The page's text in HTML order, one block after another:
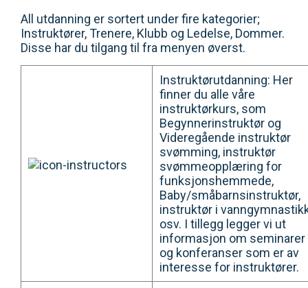
All utdanning er sortert under fire kategorier;
Instruktører, Trenere, Klubb og Ledelse, Dommer.
Disse har du tilgang til fra menyen øverst.
Instruktørutdanning: Her
finner du alle våre
instruktørkurs, som
Begynnerinstruktør og
Videregående instruktør
svømming, instruktør
svømmeopplæring for
funksjonshemmede,
Baby/småbarnsinstruktør,
instruktør i
osv. I tillegg legger vi ut
informasjon om seminarer
og konferanser som er av
interesse for instruktører.